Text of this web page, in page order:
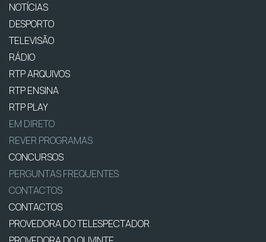
NOTÍCIAS
DESPORTO
TELEVISÃO
RÁDIO
RTP ARQUIVOS
RTP ENSINA
RTP PLAY
EM DIRETO
REVER PROGRAMAS
CONCURSOS
PERGUNTAS FREQUENTES
CONTACTOS
CONTACTOS
PROVEDORA DO TELESPECTADOR